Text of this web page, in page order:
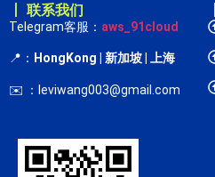
丨 联系我们
Telegram客服： aws_91cloud
📍： HongKong | 新加坡 | 上海
✉️ ：leviwang003@gmail.com